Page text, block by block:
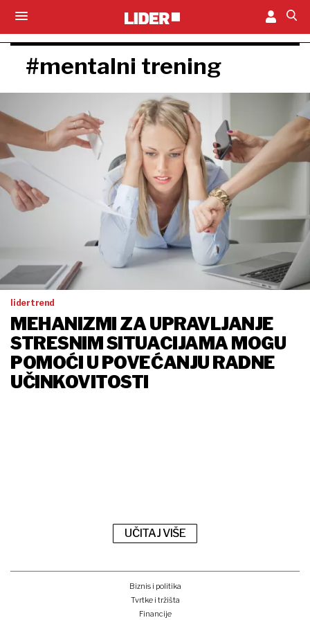
#mentalni trening
lidertrend
MEHANIZMI ZA UPRAVLJANJE
STRESNIM SITUACIJAMA MOGU
POMOĆI U POVEĆANJU RADNE
UČINKOVITOSTI
UČITAJ VIŠE
Biznis i politika
Tvrtke i tržišta
Financije